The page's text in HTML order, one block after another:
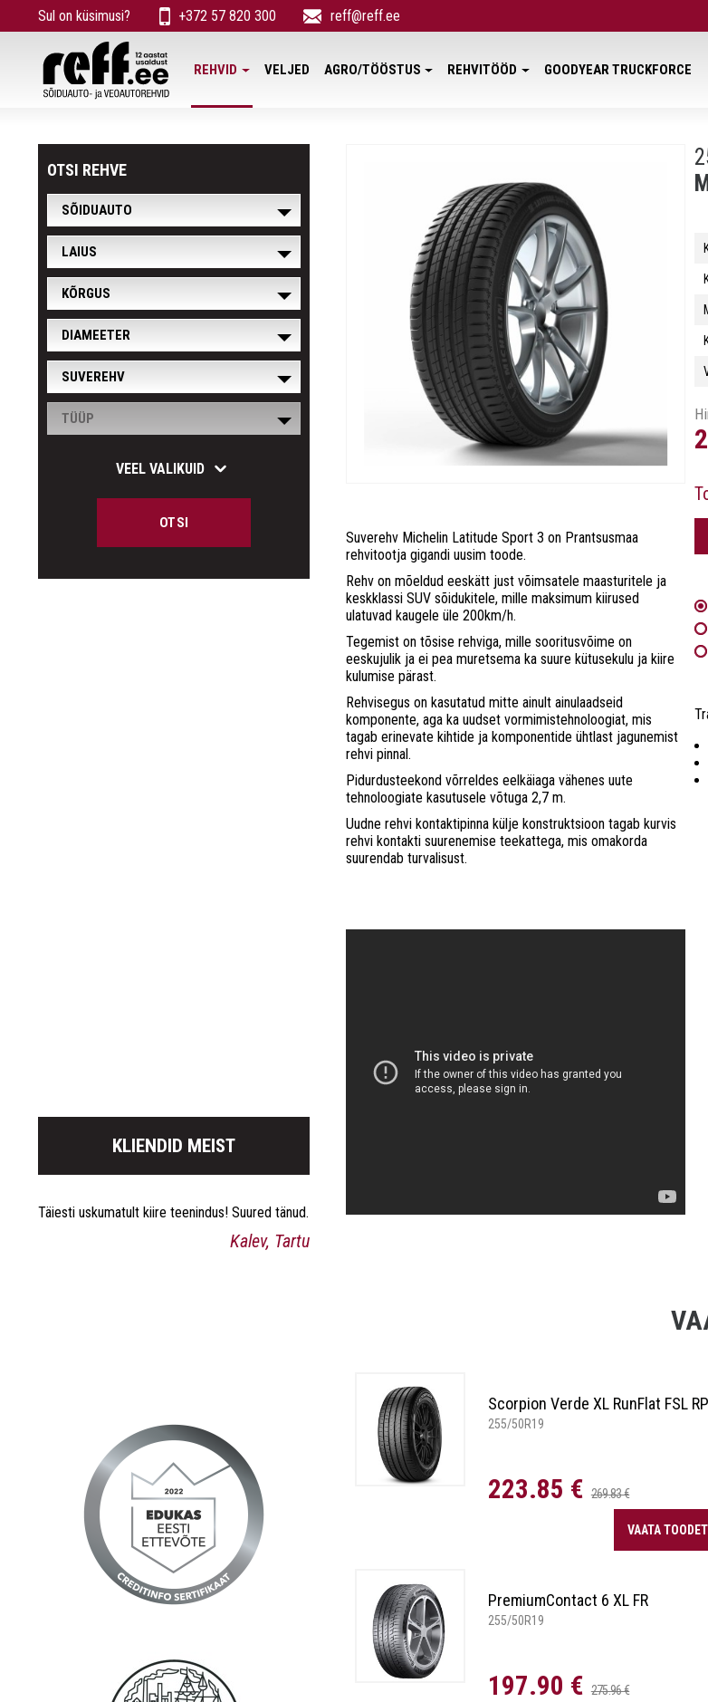
Sul on küsimusi? +372 57 820 300 reff@reff.ee
REHVID VELJED AGRO/TÖÖSTUS REHVITÖÖD GOODYEAR TRUCKFORCE
OTSI REHVE
VEEL VALIKUID
OTSI
KLIENDID MEIST
Täiesti uskumatult kiire teenindus! Suured tänud.
Kalev, Tartu
kohale, et ei olnud veel arugi saanud, et tellitud
Jõudu ja jaksu ka edaspidiseks :)
Reine, Tallinn
Tänud, töökorraldus ning logistika on Teil
Suverehv Michelin Latitude Sport 3 on Prantsusmaa
rehvitootja gigandi uusim toode.
Rehv on mõeldud eeskätt just võimsatele maasturitele ja
keskklassi SUV sõidukitele, mille maksimum kiirused
ulatuvad kaugele üle 200km/h.
Tegemist on tõsise rehviga, mille sooritusvõime on
eeskujulik ja ei pea muretsema ka suure kütusekulu ja kiire
kulumise pärast.
Rehvisegus on kasutatud mitte ainult ainulaadseid
komponente, aga ka uudset vormimistehnoloogiat, mis
tagab erinevate kihtide ja komponentide ühtlast jagunemist
rehvi pinnal.
Pidurdusteekond võrreldes eelkäiaga vähenes uute
tehnoloogiate kasutusele võtuga 2,7 m.
Uudne rehvi kontaktipinna külje konstruktsioon tagab kurvis
rehvi kontakti suurenemise teekattega, mis omakorda
suurendab turvalisust.
Scorpion Verde XL RunFlat FSL RP
255/50R19
223.85 € 269.83 €
VAATA TOODET
PremiumContact 6 XL FR
255/50R19
197.90 € 275.96 €